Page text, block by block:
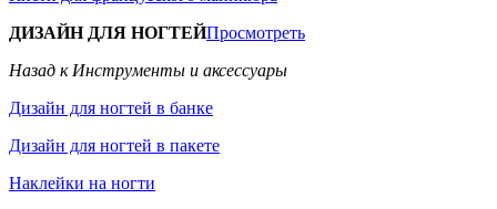
ДИЗАЙН ДЛЯ НОГТЕЙПросмотреть
Назад к Инструменты и аксессуары
Дизайн для ногтей в банке
Дизайн для ногтей в пакете
Наклейки на ногти